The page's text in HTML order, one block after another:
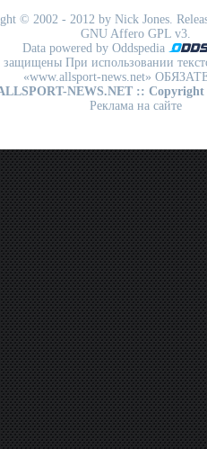
© 2002 - 2012 by Nick Jones.
GNU Affero GPL v3.
Data powered by Oddspedia
При использовании
«www.allsport-news.net»
NEWS.NET :: Copyright
Реклама на сайте